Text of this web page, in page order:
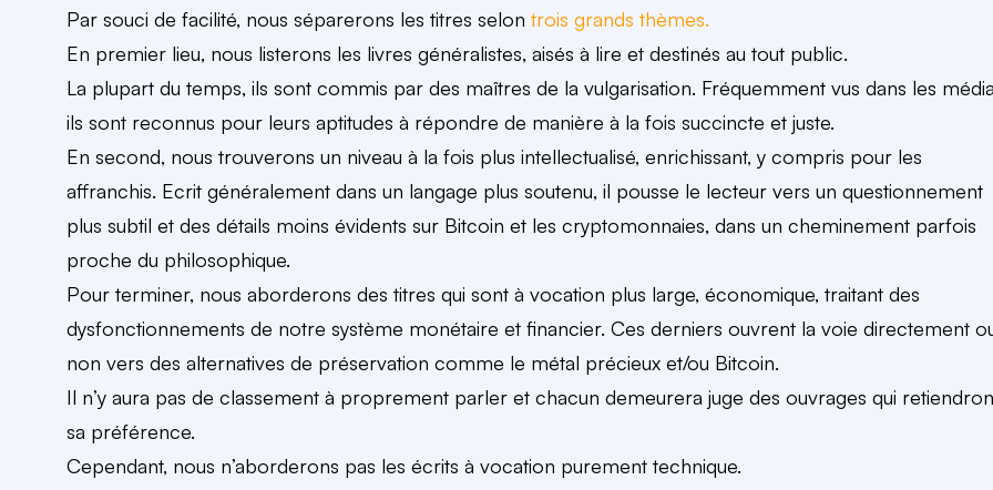
Par souci de facilité, nous séparerons les titres selontrois grands thèmes.
En premier lieu, nous listerons les livres généralistes, aisés à lire et destinés au tout public.
La plupart du temps, ils sont commis par des maîtres de la vulgarisation. Fréquemment vus dans les
ils sont reconnus pour leurs aptitudes à répondre de manière à la fois succincte et juste.
En second, nous trouverons un niveau à la fois plus intellectualisé, enrichissant, y compris pour les
affranchis. Ecrit généralement dans un langage plus soutenu, il pousse le lecteur vers un questionnement
plus subtil et des détails moins évidents sur Bitcoin et les cryptomonnaies, dans un cheminement parfois
proche du philosophique.
Pour terminer, nous aborderons des titres qui sont à vocation plus large, économique, traitant des
dysfonctionnements de notre système monétaire et financier. Ces derniers ouvrent la voie directement
non vers des alternatives de préservation comme le métal précieux et/ou Bitcoin.
Il n’y aura pas de classement à proprement parler et chacun demeurera juge des ouvrages qui
sa préférence.
Cependant, nous n’aborderons pas les écrits à vocation purement technique.